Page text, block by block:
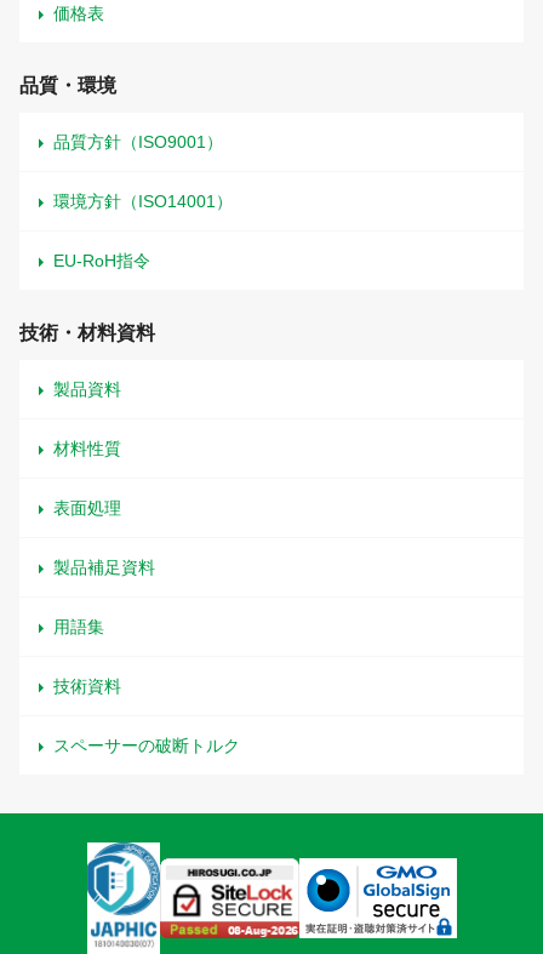
価格表
品質・環境
品質方針（ISO9001）
環境方針（ISO14001）
EU-RoH指令
技術・材料資料
製品資料
材料性質
表面処理
製品補足資料
用語集
技術資料
スペーサーの破断トルク